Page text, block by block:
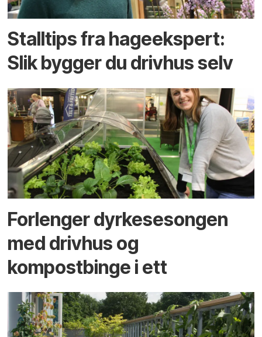
Stalltips fra hageekspert:
Slik bygger du drivhus selv
Forlenger dyrkesesongen
med drivhus og
kompostbinge i ett